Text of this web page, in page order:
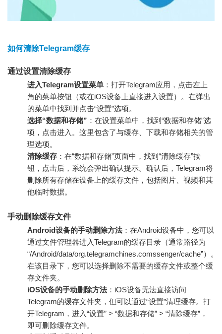
如何清除Telegram缓存
通过设置清除缓存
进入Telegram设置菜单 ：打开Telegram应用，点击左上
角的菜单按钮（或在iOS设备上直接进入设置）。在弹出
的菜单中找到并点击“设置”选项。
选择“数据和存储” ：在设置菜单中，找到“数据和存储”选
项，点击进入。这里包含了与缓存、下载和存储相关的管
理选项。
清除缓存 ：在“数据和存储”页面中，找到“清除缓存”按
钮，点击后，系统会弹出确认提示。确认后，Telegram将
删除所有存储在设备上的缓存文件，包括图片、视频和其
他临时数据。
手动删除缓存文件
Android设备的手动删除方法：在Android设备中，您可以
通过文件管理器进入Telegram的缓存目录（通常路径为
“/Android/data/org.telegramchines.comssenger/cache”）。
在该目录下，您可以选择删除不需要的缓存文件或整个缓
存文件夹。
iOS设备的手动删除方法：iOS设备无法直接访问
Telegram的缓存文件夹，但可以通过“设置”清理缓存。打
开Telegram，进入“设置” > “数据和存储” > “清除缓存”，
即可删除缓存文件。